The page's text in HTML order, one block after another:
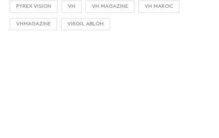
PYREX VISION VH VH MAGAZINE VH MAROC
VHMAGAZINE VIRGIL ABLOH